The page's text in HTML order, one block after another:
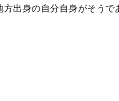
出身の自分自身がそうで